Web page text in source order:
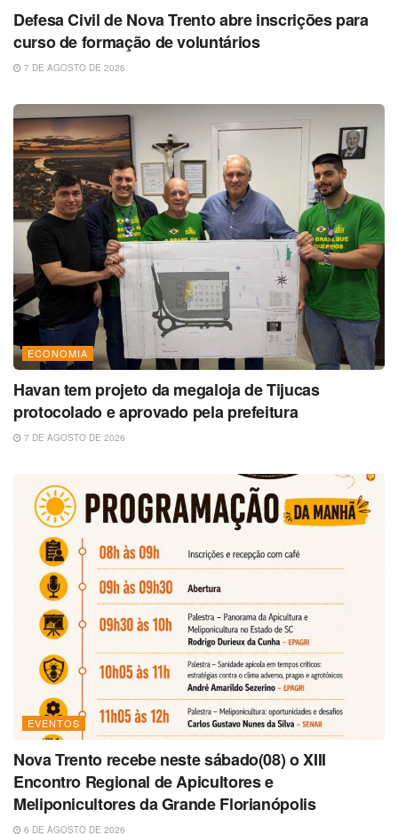
Defesa Civil de Nova Trento abre inscrições para
curso de formação de voluntários
7 DE AGOSTO DE 2026
ECONOMIA
Havan tem projeto da megaloja de Tijucas
protocolado e aprovado pela prefeitura
7 DE AGOSTO DE 2026
EVENTOS
Nova Trento recebe neste sábado(08) o XIII
Encontro Regional de Apicultores e
Meliponicultores da Grande Florianópolis
6 DE AGOSTO DE 2026